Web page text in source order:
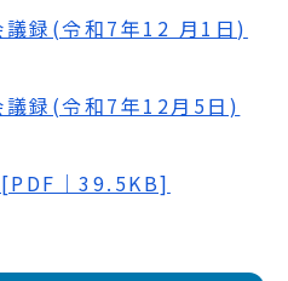
議録(令和7年12 月1日)
議録(令和7年12月5日)
｜39.5KB]